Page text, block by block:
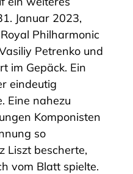
Januar 2023,
Philharmonic
Petrenko und
im Gepäck. Ein
eindeutig
Eine nahezu
Komponisten
so
Liszt bescherte,
vom Blatt spielte.